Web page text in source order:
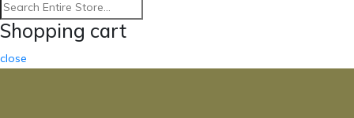
Shopping cart
close